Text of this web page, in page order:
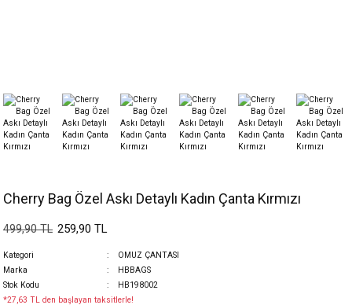
Cherry Bag Özel Askı Detaylı Kadın Çanta Kırmızı
499,90 TL 259,90 TL
Kategori
OMUZ ÇANTASI
Marka
HBBAGS
Stok Kodu
HB198002
*27,63 TL den başlayan taksitlerle!